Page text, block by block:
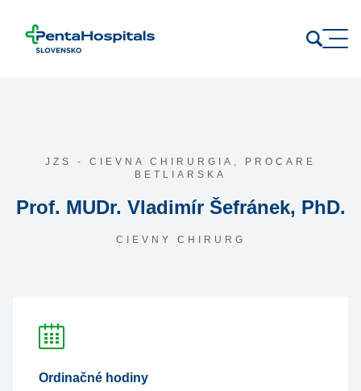
JZS - CIEVNA CHIRURGIA,
PROCARE
BETLIARSKA
Prof. MUDr. Vladimír Šefránek, PhD.
CIEVNY CHIRURG
Ordinačné hodiny